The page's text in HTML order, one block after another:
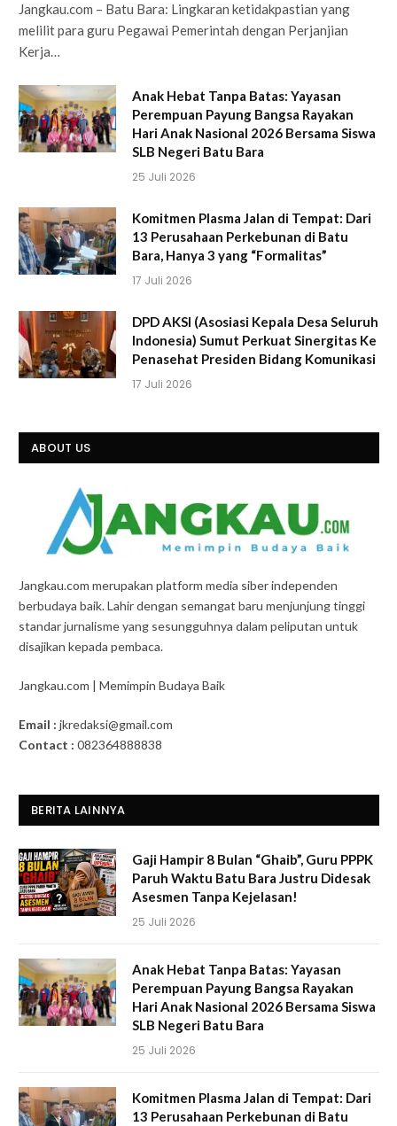
Jangkau.com – Batu Bara: Lingkaran ketidakpastian yang
melilit para guru Pegawai Pemerintah dengan Perjanjian
Kerja…
Anak Hebat Tanpa Batas: Yayasan
Perempuan Payung Bangsa Rayakan
Hari Anak Nasional 2026 Bersama Siswa
SLB Negeri Batu Bara
25 Juli 2026
Komitmen Plasma Jalan di Tempat: Dari
13 Perusahaan Perkebunan di Batu
Bara, Hanya 3 yang “Formalitas”
17 Juli 2026
DPD AKSI (Asosiasi Kepala Desa Seluruh
Indonesia) Sumut Perkuat Sinergitas Ke
Penasehat Presiden Bidang Komunikasi
17 Juli 2026
ABOUT US
Jangkau.com merupakan platform media siber independen
berbudaya baik. Lahir dengan semangat baru menjunjung tinggi
standar jurnalisme yang sesungguhnya dalam peliputan untuk
disajikan kepada pembaca.
Jangkau.com | Memimpin Budaya Baik
Email : jkredaksi@gmail.com
Contact : 082364888838
BERITA LAINNYA
Gaji Hampir 8 Bulan “Ghaib”, Guru PPPK
Paruh Waktu Batu Bara Justru Didesak
Asesmen Tanpa Kejelasan!
25 Juli 2026
Anak Hebat Tanpa Batas: Yayasan
Perempuan Payung Bangsa Rayakan
Hari Anak Nasional 2026 Bersama Siswa
SLB Negeri Batu Bara
25 Juli 2026
Komitmen Plasma Jalan di Tempat: Dari
13 Perusahaan Perkebunan di Batu